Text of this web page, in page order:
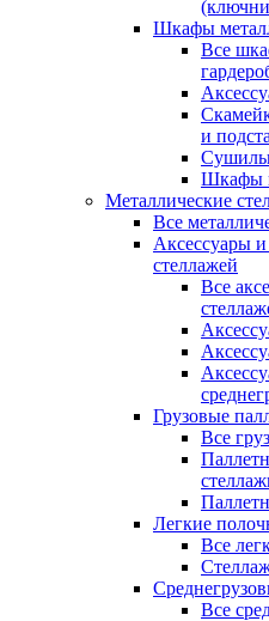
Шкафы
Все
и
Шкафы
Металлические
Все
Аксессуары
стеллажей
Все
Грузовые
Все
Легкие
Все
Все